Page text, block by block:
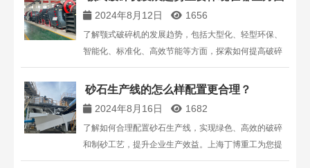
2024年8月12日 1656
了解颚式破碎机的发展趋势，包括大型化、轻型环保、
智能化、标准化、高效节能等方面，探索如何提高破碎
作业的效率和降低能耗。
砂石生产线的怎么样配置更合理？
2024年8月16日 1682
了解如何合理配置砂石生产线，实现绿色、高效的破碎
和制砂工艺，提升企业生产效益。上海丁博重工为您提
供定制化解决方案，助力绿色矿山发展。